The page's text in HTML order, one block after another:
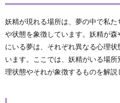
妖精が現れる場所は、夢の中で私
や状態を象徴しています。妖精が
にいる夢は、それぞれ異なる心理
います。ここでは、妖精がいる場
理状態やそれが象徴するものを解説